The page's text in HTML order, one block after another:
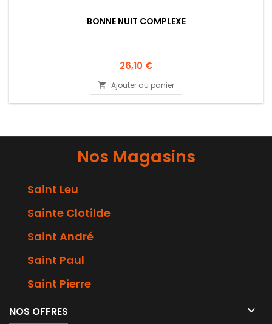
BONNE NUIT COMPLEXE
26,10 €
 Ajouter au panier
Nos Magasins
Saint Leu
Sainte Clotilde
Saint André
Saint Paul
Saint Pierre
NOS OFFRES 